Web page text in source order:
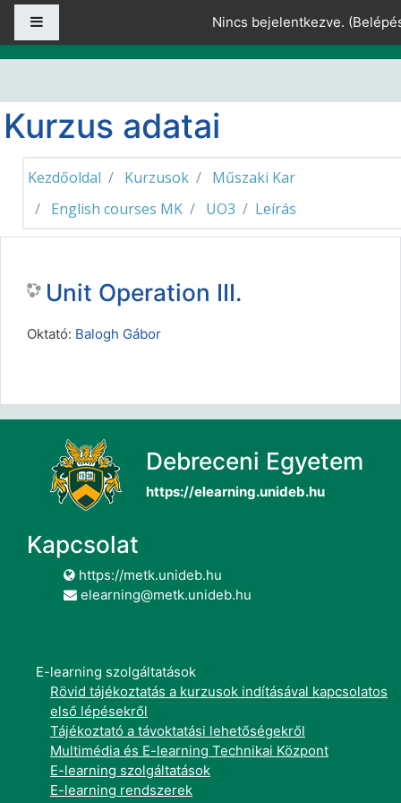
Tovább a fő tartalomhoz
Nincs bejelentkezve. (
Kurzus adatai
Kezdőoldal Kurzusok
Műszaki Kar
English courses MK
UO3 Leírás
Unit Operation III.
Oktató: Balogh Gábor
Debreceni Egyetem
https://elearning.unideb.hu
Kapcsolat
https://metk.unideb.hu
elearning@metk.unideb.hu
E-learning szolgáltatások
Rövid tájékoztatás a kurzusok indításával kapcsolatos
első lépésekről
Tájékoztató a távoktatási lehetőségekről
Multimédia és E-learning Technikai Központ
E-learning szolgáltatások
E-learning rendszerek